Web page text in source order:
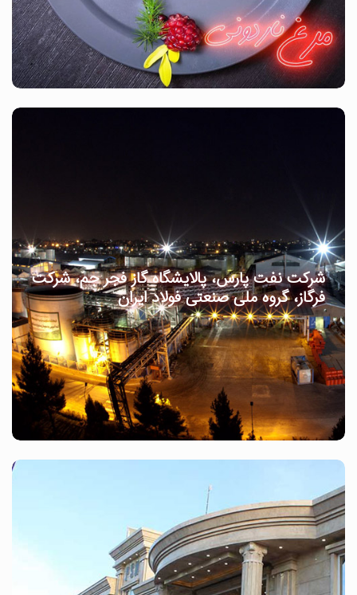
شرکت نفت پارس، پالایشگاه گاز فجر جم، شرکت
فرگاز، گروه ملی صنعتی فولاد ایران